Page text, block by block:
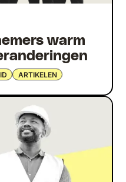
warm
ARTIKELEN